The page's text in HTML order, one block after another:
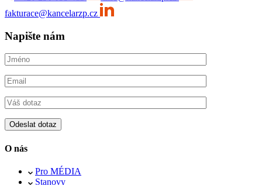
fakturace@kancelarzp.cz
Napište nám
O nás
Pro MÉDIA
Stanovy